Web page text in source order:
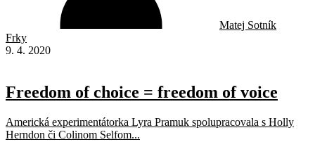
Matej Sotník
Frky
9. 4. 2020
Freedom of choice = freedom of voice
Americká experimentátorka Lyra Pramuk spolupracovala s Holly
Herndon či Colinom Selfom...